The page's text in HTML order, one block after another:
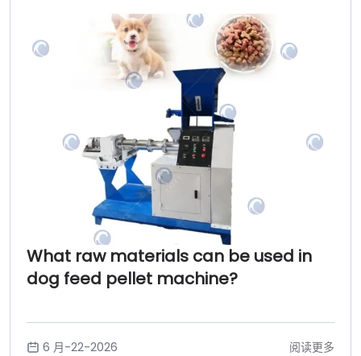
What raw materials can be used in
dog feed pellet machine?
6 月-22-2026 阅读更多